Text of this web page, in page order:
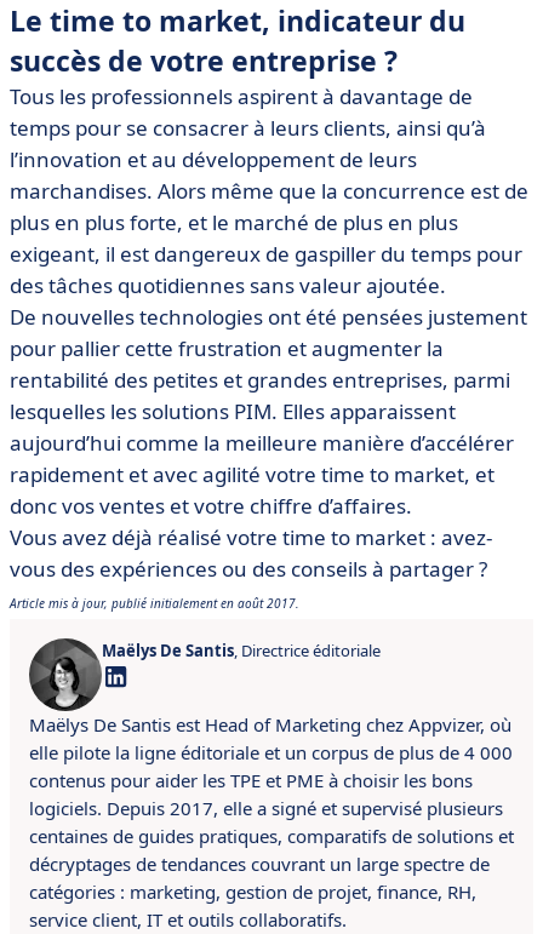
Le time to market, indicateur du
succès de votre entreprise ?
Tous les professionnels aspirent à davantage de
temps pour se consacrer à leurs clients, ainsi qu’à
l’innovation et au développement de leurs
marchandises. Alors même que la concurrence est de
plus en plus forte, et le marché de plus en plus
exigeant, il est dangereux de gaspiller du temps pour
des tâches quotidiennes sans valeur ajoutée.
De nouvelles technologies ont été pensées justement
pour pallier cette frustration et augmenter la
rentabilité des petites et grandes entreprises, parmi
lesquelles les solutions PIM. Elles apparaissent
aujourd’hui comme la meilleure manière d’accélérer
rapidement et avec agilité votre time to market, et
donc vos ventes et votre chiffre d’affaires.
Vous avez déjà réalisé votre time to market : avez-
vous des expériences ou des conseils à partager ?
Article mis à jour, publié initialement en août 2017.
Maëlys De Santis, Directrice éditoriale
Maëlys De Santis est Head of Marketing chez Appvizer, où
elle pilote la ligne éditoriale et un corpus de plus de 4 000
contenus pour aider les TPE et PME à choisir les bons
logiciels. Depuis 2017, elle a signé et supervisé plusieurs
centaines de guides pratiques, comparatifs de solutions et
décryptages de tendances couvrant un large spectre de
catégories : marketing, gestion de projet, finance, RH,
service client, IT et outils collaboratifs.